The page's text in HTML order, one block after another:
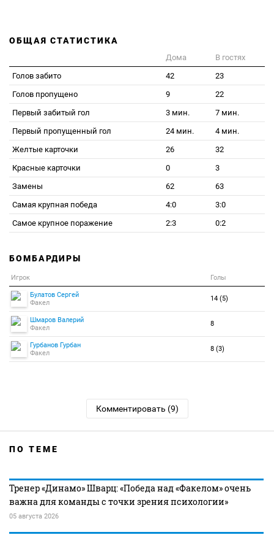
ОБЩАЯ СТАТИСТИКА
Дома
В гостях
Голов забито
42
23
Голов пропущено
9
22
Первый забитый гол
3 мин.
7 мин.
Первый пропущенный гол
24 мин.
4 мин.
Желтые карточки
26
32
Красные карточки
0
3
Замены
62
63
Самая крупная победа
4:0
3:0
Самое крупное поражение
2:3 0:2
БОМБАРДИРЫ
Игрок Голы
Булатов Сергей
Факел
14 (5)
Шмаров Валерий
Факел
8
Гурбанов Гурбан
Факел
8 (3)
Комментировать (9)
ПО ТЕМЕ
Тренер «Динамо» Шварц: «Победа над «Факелом» очень
важна для команды с точки зрения психологии»
05 августа 2026